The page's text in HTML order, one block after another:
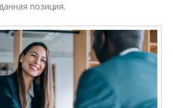
позиция.